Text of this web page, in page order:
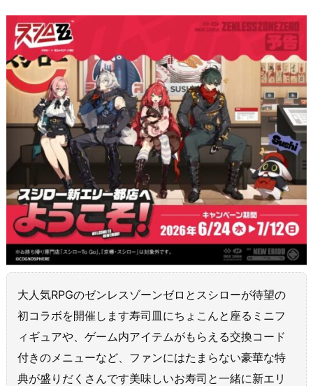
大人気RPGのゼンレスゾーンゼロとスシローが待望の
初コラボを開催します寿司皿にちょこんと座るミニフ
ィギュアや、ゲーム内アイテムがもらえる交換コード
付きのメニューなど、ファンにはたまらない豪華な特
典が盛りだくさんです美味しいお寿司と一緒に新エリ